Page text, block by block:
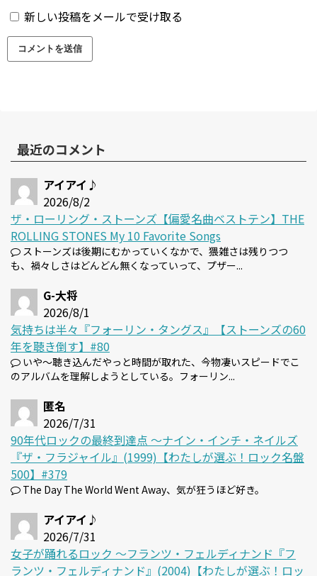
新しい投稿をメールで受け取る
最近のコメント
アイアイ♪
2026/8/2
ザ・ローリング・ストーンズ【偏愛名曲ベストテン】THE
ROLLING STONES My 10 Favorite Songs
ストーンズは後期にむかっていくなかで、猥雑さは残りつつ
も、禍々しさはどんどん無くなっていって、プザー...
G-大将
2026/8/1
気持ちは半々『フォーリン・タングス』【ストーンズの60
年を聴き倒す】#80
いや～聴き込んだやっと時間が取れた、今物凄いスピードでこ
のアルバムを理解しようとしている。フォーリン...
匿名
2026/7/31
90年代ロックの最終到達点 〜ナイン・インチ・ネイルズ
『ザ・フラジャイル』(1999)【わたしが選ぶ！ロック名盤
500】#379
The Day The World Went Away、気が狂うほど好き。
アイアイ♪
2026/7/31
女子が踊れるロック 〜フランツ・フェルディナンド『フ
ランツ・フェルディナンド』(2004)【わたしが選ぶ！ロッ